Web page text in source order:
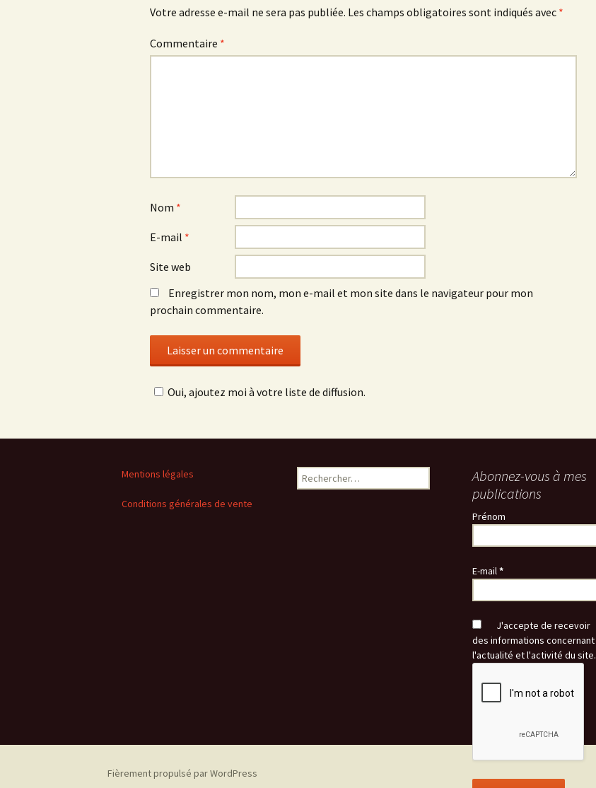
Votre adresse e-mail ne sera pas publiée. Les champs obligatoires sont indiqués avec *
Commentaire *
Nom *
E-mail *
Site web
Enregistrer mon nom, mon e-mail et mon site dans le navigateur pour mon
prochain commentaire.
Oui, ajoutez moi à votre liste de diffusion.
Mentions légales
Conditions générales de vente
Rechercher :
Abonnez-vous à mes
publications
Prénom
E-mail*
J'accepte de recevoir
des informations concernant
l'actualité et l'activité du site.
Fièrement propulsé par WordPress